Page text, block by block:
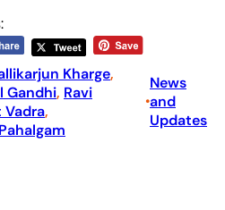
Kharge
Gandhi, Ravi
Vadra
•
News
and
Updates